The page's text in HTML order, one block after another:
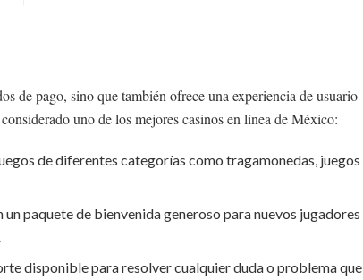
de pago, sino que también ofrece una experiencia de usuario
uno de los mejores casinos en línea de México:
de diferentes categorías como tragamonedas, juegos
un paquete de bienvenida generoso para nuevos jugadores
disponible para resolver cualquier duda o problema que